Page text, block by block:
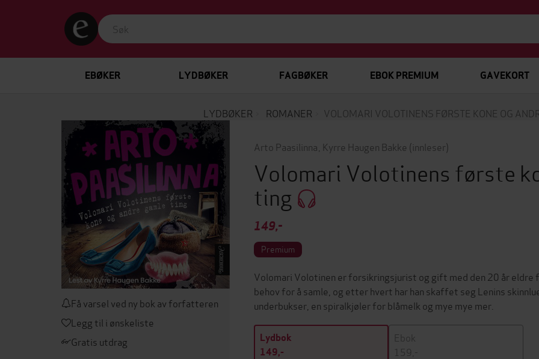
EBØKER LYDBØKER FAGBØKER EBOK PREMIUM GAVEKORT
LYDBØKER ROMANER VOLOMARI VOLOTINENS FØRSTE KONE OG
Få varsel ved ny bok av forfatteren
Legg til i ønskeliste
Gratis utdrag
Arto Paasilinna Kyrre Haugen Bakke (innleser)
Volomari Volotinens første
ting
149,-
Premium
Volomari Volotinen er forsikringsjurist og gift med den 20 år
behov for å samle, og etter hvert har han skaffet seg Lenins
underbukser, en spiralkjøler for blåmelk og mye mye mer.
Lydbok
149,-
Ebok
159,-